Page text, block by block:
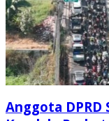
Anggota DPRD